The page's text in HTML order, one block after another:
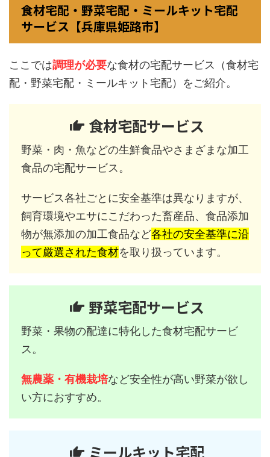
食材宅配・野菜宅配・ミールキット宅配
サービス【兵庫県姫路市】
ここでは調理が必要な食材の宅配サービス（食材宅
配・野菜宅配・ミールキット宅配）をご紹介。
食材宅配サービス
野菜・肉・魚などの生鮮食品やさまざまな加工
食品の宅配サービス。
サービス各社ごとに安全基準は異なりますが、
飼育環境やエサにこだわった畜産品、食品添加
物が無添加の加工食品など各社の安全基準に沿
って厳選された食材を取り扱っています。
野菜宅配サービス
野菜・果物の配達に特化した食材宅配サービ
ス。
無農薬・有機栽培など安全性が高い野菜が欲し
い方におすすめ。
ミールキット宅配